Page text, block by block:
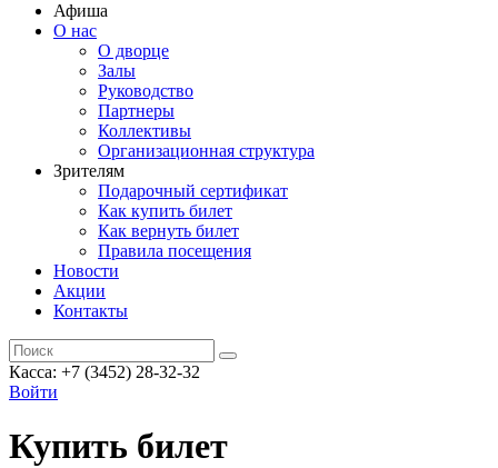
Афиша
О нас
О дворце
Залы
Руководство
Партнеры
Коллективы
Организационная структура
Зрителям
Подарочный сертификат
Как купить билет
Как вернуть билет
Правила посещения
Новости
Акции
Контакты
Касса: +7 (3452) 28-32-32
Войти
Купить билет